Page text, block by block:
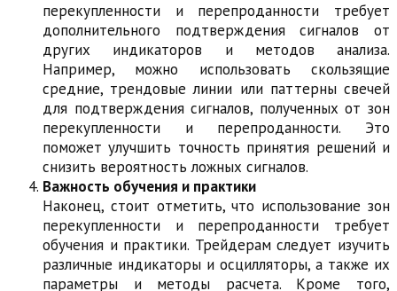
перекупленности и перепроданности требует
дополнительного подтверждения сигналов от
других индикаторов и методов анализа.
Например, можно использовать скользящие
средние, трендовые линии или паттерны свечей
для подтверждения сигналов, полученных от зон
перекупленности и перепроданности. Это
поможет улучшить точность принятия решений и
снизить вероятность ложных сигналов.
Важность обучения и практики
Наконец, стоит отметить, что использование зон
перекупленности и перепроданности требует
обучения и практики. Трейдерам следует изучить
различные индикаторы и осцилляторы, а также их
параметры и методы расчета. Кроме того,